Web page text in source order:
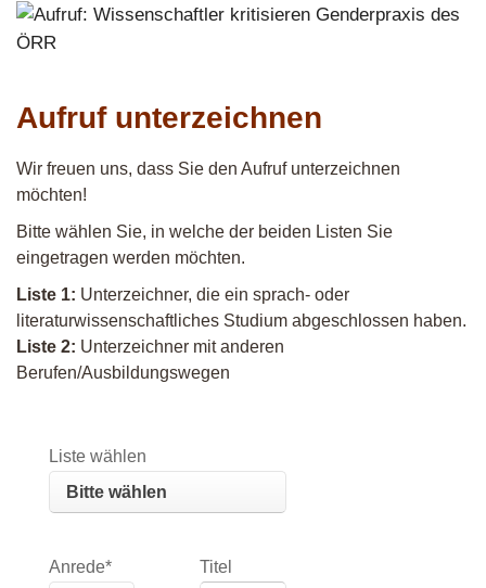
Aufruf unterzeichnen
Wir freuen uns, dass Sie den Aufruf unterzeichnen
möchten!
Bitte wählen Sie, in welche der beiden Listen Sie
eingetragen werden möchten.
Liste 1: Unterzeichner, die ein sprach- oder
literaturwissenschaftliches Studium abgeschlossen haben.
Liste 2: Unterzeichner mit anderen
Berufen/Ausbildungswegen
Bitte nicht ausfüllen.
Liste wählen
Anrede* Titel